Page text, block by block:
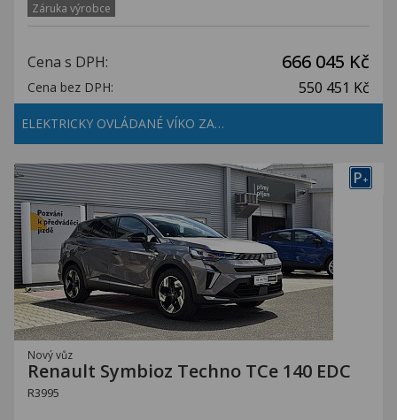
Záruka výrobce
Cena s DPH: 666 045 Kč
Cena bez DPH: 550 451 Kč
ELEKTRICKY OVLÁDANÉ VÍKO ZA…
P+
Nový vůz
Renault Symbioz Techno TCe 140 EDC
R3995